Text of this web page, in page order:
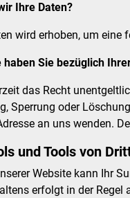
Ihre Daten?
wird erhoben, um
haben Sie bezüglich
das Recht
Sperrung oder
an uns wenden.
und Tools von
Website kann Ihr
erfolgt in der